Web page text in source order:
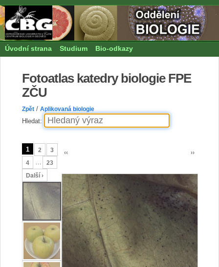
Úvodní strana Studium Bio-odkazy
Fotoatlas katedry biologie FPE
ZČU
Hledat:
Zpět / Aplikovaná biologie
1 2
3
4
…
23
Další ›
‹‹ ››